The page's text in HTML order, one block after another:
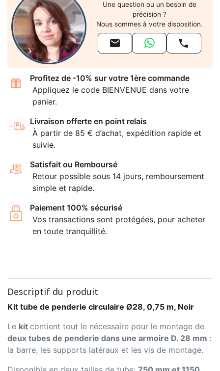
Une question ou un besoin de
précision ?
Nous sommes à votre disposition.
 
Profitez de -10% sur votre 1ère commande
Appliquez le code BIENVENUE dans votre
panier.
Livraison offerte en point relais
À partir de 85 € d’achat, expédition rapide et
suivie.
Satisfait ou Remboursé
Retour possible sous 14 jours, remboursement
simple et rapide.
Paiement 100% sécurisé
Vos transactions sont protégées, pour acheter
en toute tranquillité.
Descriptif du produit
Kit tube de penderie circulaire Ø28, 0,75 m, Noir
Le kit contient tout le nécessaire pour le montage de
deux tubes de penderie dans une armoire D. 28 mm :
la barre, les supports latéraux et les vis de montage.